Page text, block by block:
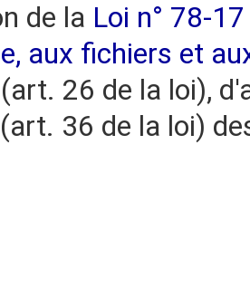
de la Loi n° 78-
aux fichiers et
26 de la loi),
36 de la loi)